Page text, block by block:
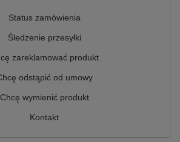
Status zamówienia
Śledzenie przesyłki
zareklamować produkt
odstąpić od umowy
Chcę wymienić produkt
Kontakt